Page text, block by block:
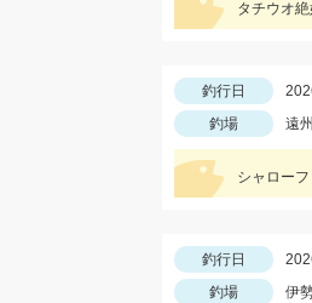
タチウオ絶
釣行日
釣場
遠
シャロー
釣行日
釣場
伊